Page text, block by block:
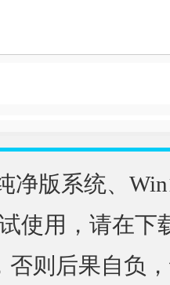
净版系统、
使用，请在下
否则后果自负